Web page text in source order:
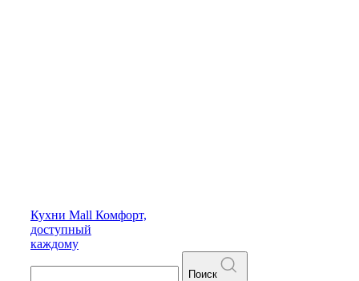
Кухни Mall Комфорт,
доступный
каждому
Поиск